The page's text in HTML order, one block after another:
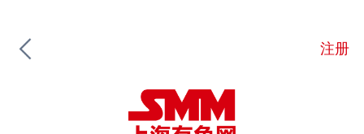
注册